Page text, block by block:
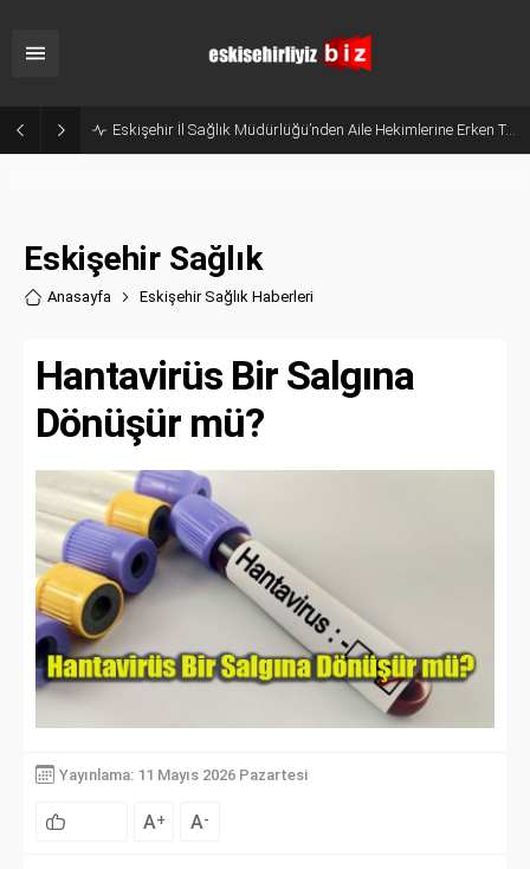
Bakanlık Heyetinden Eskişehir’de Soğan Hasadına Saha Ziyareti
Eskişehir Sağlık
Anasayfa Eskişehir Sağlık Haberleri
Hantavirüs Bir Salgına
Dönüşür mü?
Yayınlama: 11 Mayıs 2026 Pazartesi
A+ A-